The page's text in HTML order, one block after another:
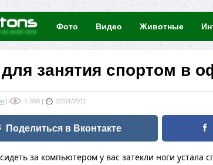
Фото Видео Животные
занятия спортом в
| 1 358 | 12/01/2011
Поделиться в Вконтакте
за компьютером у вас затекли ноги устала